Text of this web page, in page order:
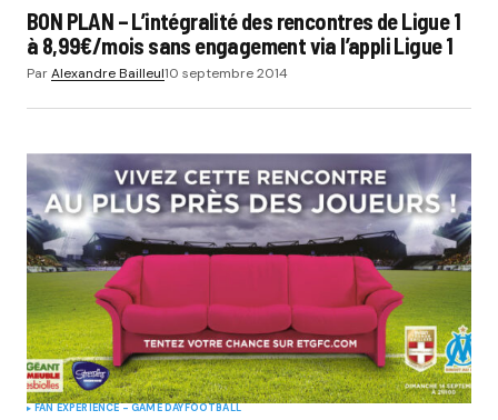
BON PLAN – L’intégralité des rencontres de Ligue 1
à 8,99€/mois sans engagement via l’appli Ligue 1
ParAlexandre Bailleul10 septembre 2014
FAN EXPERIENCE - GAME DAYFOOTBALL